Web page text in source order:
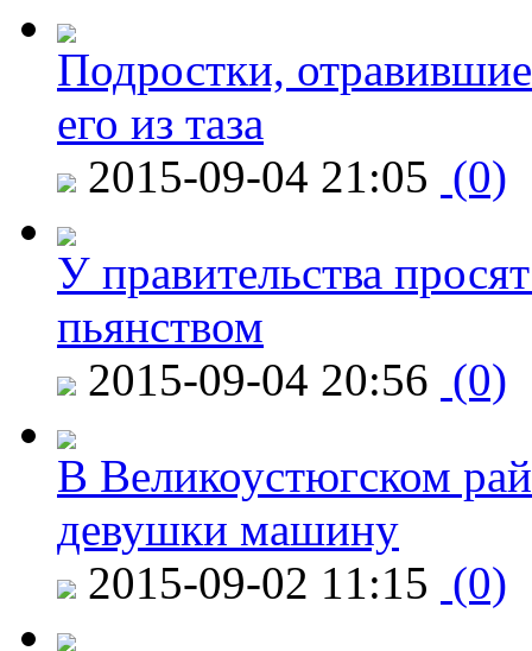
Подростки,
его из таза
2015-09-04 21:05 (0)
У правительства
пьянством
2015-09-04 20:56 (0)
В Великоустюгском
девушки машину
2015-09-02 11:15 (0)